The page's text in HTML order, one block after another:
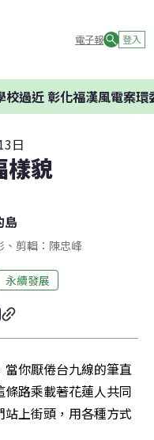
電子報 登入
彰化福漢風電案環委建議
日
樣貌
島
、剪輯：陳忠峰
永續發展
你厭倦台九線的筆直
路乘載著花蓮人共同
上街頭，用各種方式